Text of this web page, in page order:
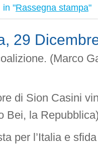
in "Rassegna stampa"
29
(Marco
di Sion Casini
Bei, la
per l’Italia e